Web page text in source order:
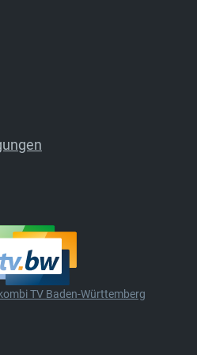
TV Baden-Württemberg